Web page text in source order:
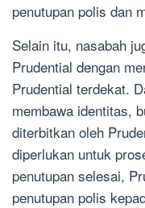
penutupan polis dan
Selain itu, nasabah
Prudential dengan
Prudential terdekat.
membawa identitas,
diterbitkan oleh
diperlukan untuk
penutupan selesai,
penutupan polis